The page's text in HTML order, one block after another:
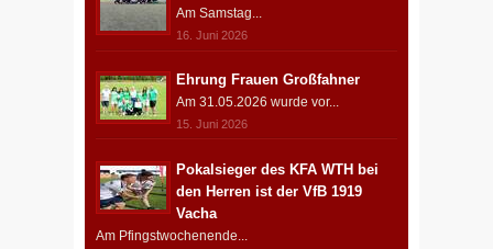
Am Samstag...
16. Juni 2026
Ehrung Frauen Großfahner
Am 31.05.2026 wurde vor...
15. Juni 2026
Pokalsieger des KFA WTH bei
den Herren ist der VfB 1919
Vacha
Am Pfingstwochenende...